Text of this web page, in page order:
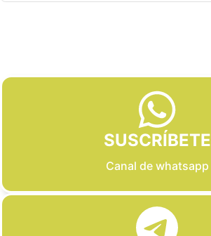
SUSCRÍBETE
Canal de whatsapp